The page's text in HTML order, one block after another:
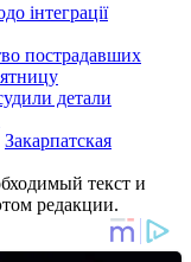
інтеграції
пострадавших
детали
Закарпатская
текст и
редакции.